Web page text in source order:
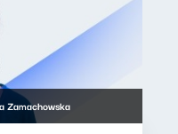
Zamachowska